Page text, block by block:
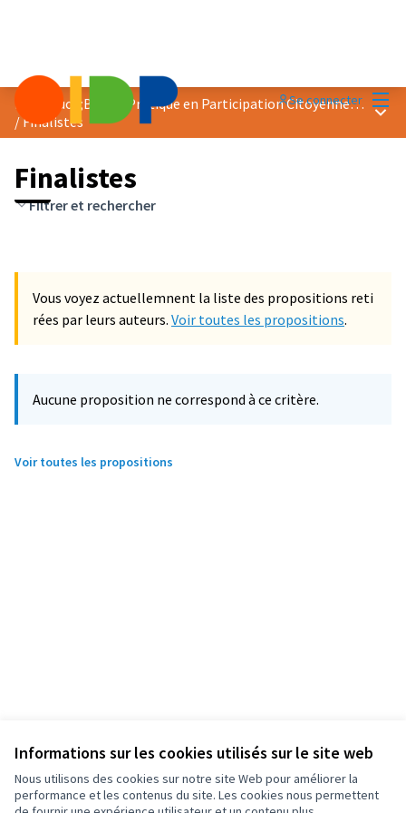
Informations sur les cookies utilisés sur le site web
Nous utilisons des cookies sur notre site Web pour améliorer la
performance et les contenus du site. Les cookies nous permettent
Se connecter
Prix &quot;Bonne Pratique en Participation Citoyenne&quot; 2024
/Finalistes
Finalistes
Filtrer et rechercher
Vous voyez actuellemnent la liste des propositions reti
rées par leurs auteurs. Voir toutes les propositions.
Aucune proposition ne correspond à ce critère.
Voir toutes les propositions